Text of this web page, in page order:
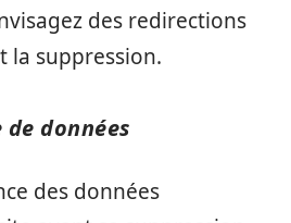
des redirections
la suppression.
de données
des données